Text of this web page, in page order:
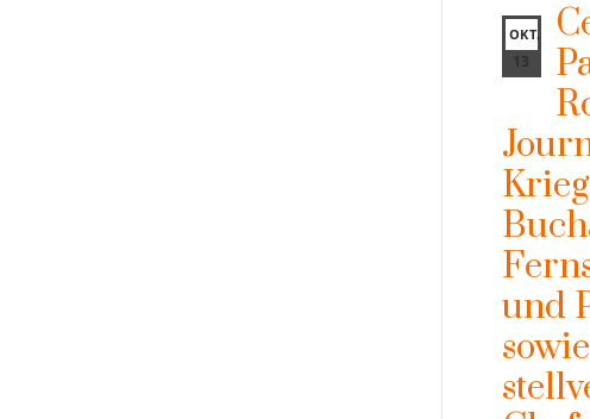
OKT.
13
und
sowie